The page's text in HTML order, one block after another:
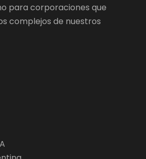
para corporaciones que
complejos de nuestros